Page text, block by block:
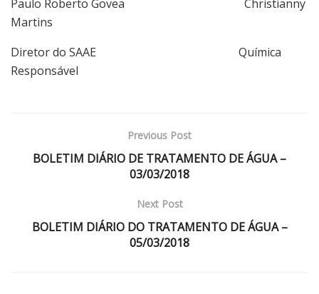
Paulo Roberto Govea Christianny
Martins
Diretor do SAAE Química
Responsável
Previous Post
BOLETIM DIÁRIO DE TRATAMENTO DE ÁGUA –
03/03/2018
Next Post
BOLETIM DIÁRIO DO TRATAMENTO DE ÁGUA –
05/03/2018